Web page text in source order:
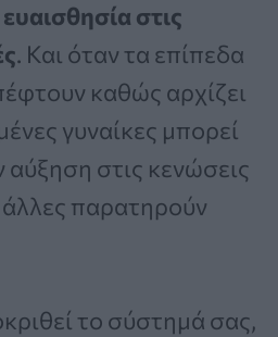
στις
. Και όταν τα επίπεδα
καθώς αρχίζει
γυναίκες μπορεί
στις κενώσεις
παρατηρούν
το σύστημά σας,